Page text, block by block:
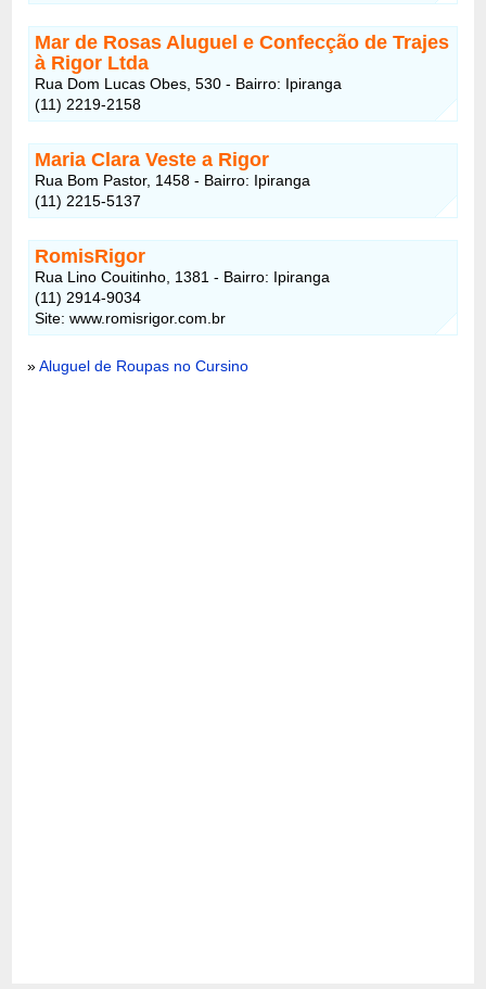
Mar de Rosas Aluguel e Confecção de Trajes
à Rigor Ltda
Rua Dom Lucas Obes, 530 - Bairro: Ipiranga
(11) 2219-2158
Maria Clara Veste a Rigor
Rua Bom Pastor, 1458 - Bairro: Ipiranga
(11) 2215-5137
RomisRigor
Rua Lino Couitinho, 1381 - Bairro: Ipiranga
(11) 2914-9034
Site: www.romisrigor.com.br
»Aluguel de Roupas no Cursino